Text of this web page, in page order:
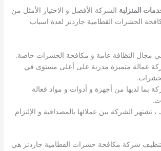
المنزلبة الشركة الأفضل و الاختيار الأمثل من
الحشرات القطامية جاردنز لعدة اسباب
في مجال النظافة عامة و مكافحة الحشرات خاصة.
عمالة متميزة مدربة على أعلى مستوى في
بما لديها من أجهزة و أدوات و مواد فعالة
، تشتهر الشركة بين عملائها بالمصداقية و الإلتزام
شركة مكافحة حشرات القطامية جاردنز هي